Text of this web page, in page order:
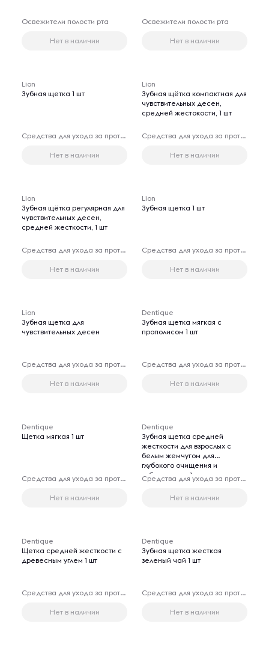
Освежители полости рта
Нет в наличии
Освежители полости рта
Нет в наличии
Lion
Зубная щетка 1 шт
Средства для ухода за протезами
Нет в наличии
Lion
Зубная щётка компактная для
чувствительных десен,
средней жестокости, 1 шт
Средства для ухода за протезами
Нет в наличии
Lion
Зубная щётка регулярная для
чувствительных десен,
средней жесткости, 1 шт
Средства для ухода за протезами
Нет в наличии
Lion
Зубная щетка 1 шт
Средства для ухода за протезами
Нет в наличии
Lion
Зубная щетка для
чувствительных десен
Средства для ухода за протезами
Нет в наличии
Dentique
Зубная щетка мягкая с
прополисом 1 шт
Средства для ухода за протезами
Нет в наличии
Dentique
Щетка мягкая 1 шт
Средства для ухода за протезами
Нет в наличии
Dentique
Зубная щетка средней
жесткости для взрослых с
белым жемчугом для
глубокого очищения и
отбеливания, 1 шт
Средства для ухода за протезами
Нет в наличии
Dentique
Щетка средней жесткости с
древесным углем 1 шт
Средства для ухода за протезами
Нет в наличии
Dentique
Зубная щетка жесткая
зеленый чай 1 шт
Средства для ухода за протезами
Нет в наличии